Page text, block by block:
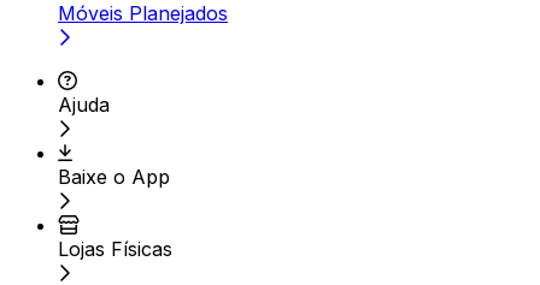
Móveis Planejados
Ajuda
Baixe o App
Lojas Físicas